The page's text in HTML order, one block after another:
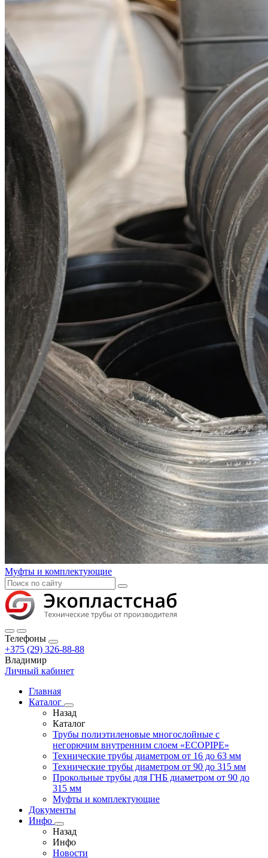
Муфты и комплектующие
Телефоны
+375 (29) 326-88-88
Владимир
Личный кабинет
Главная
Каталог
Назад
Каталог
Трубы полиэтиленовые многослойные с
негорючим внутренним слоем «ECOPIPE»
Технические трубы диаметром от 16 до 63 мм
Технические трубы диаметром от 90 до 315 мм
Прокольные трубы для ГНБ диаметром от 90 до
315 мм
Муфты и комплектующие
Документы
Инфо
Назад
Инфо
Новости